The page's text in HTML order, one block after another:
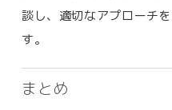
談し、適切なアプローチ
す。
まとめ